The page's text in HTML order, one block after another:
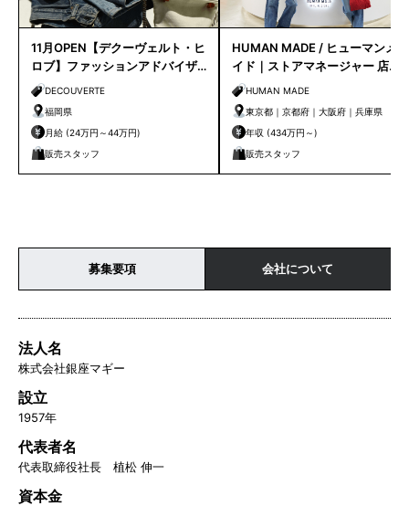
11月OPEN【デクーヴェルト・ヒ
ロブ】ファッションアドバイザ
ー｜天神店
DECOUVERTE
福岡県
月給 (24万円～44万円)
販売スタッフ
HUMAN MADE / ヒューマンメ
イド｜ストアマネージャー 店長
候補HUMAN MADE
東京都｜京都府｜大阪府｜兵庫県
年収 (434万円～)
販売スタッフ
募集要項 会社について
法人名
株式会社銀座マギー
設立
1957年
代表者名
代表取締役社長 植松 伸一
資本金